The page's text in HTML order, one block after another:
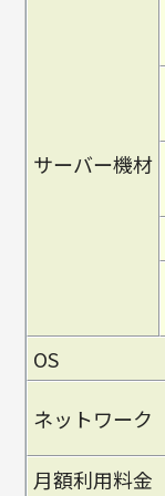
サーバー機材
OS
ネットワーク
月額利用料金